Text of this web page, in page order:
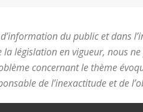
du public et dans
législation en vigueur, nous
concernant le thème
de l’inexactitude et de